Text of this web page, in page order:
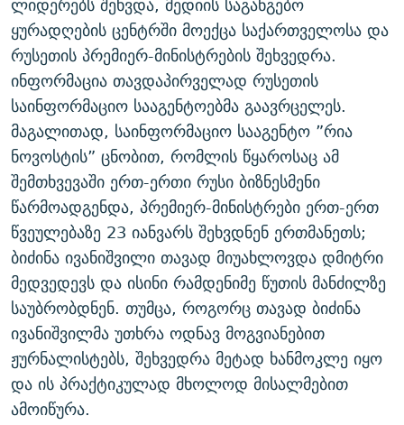
ყურადღების ცენტრში მოექცა საქართველოსა და
რუსეთის პრემიერ-მინისტრების შეხვედრა.
ინფორმაცია თავდაპირველად რუსეთის
საინფორმაციო სააგენტოებმა გაავრცელეს.
მაგალითად, საინფორმაციო სააგენტო ”რია
ნოვოსტის” ცნობით, რომლის წყაროსაც ამ
შემთხვევაში ერთ-ერთი რუსი ბიზნესმენი
წარმოადგენდა, პრემიერ-მინისტრები ერთ-ერთ
წვეულებაზე 23 იანვარს შეხვდნენ ერთმანეთს;
ბიძინა ივანიშვილი თავად მიუახლოვდა დმიტრი
მედვედევს და ისინი რამდენიმე წუთის მანძილზე
საუბრობდნენ. თუმცა, როგორც თავად ბიძინა
ივანიშვილმა უთხრა ოდნავ მოგვიანებით
ჟურნალისტებს, შეხვედრა მეტად ხანმოკლე იყო
და ის პრაქტიკულად მხოლოდ მისალმებით
ამოიწურა.